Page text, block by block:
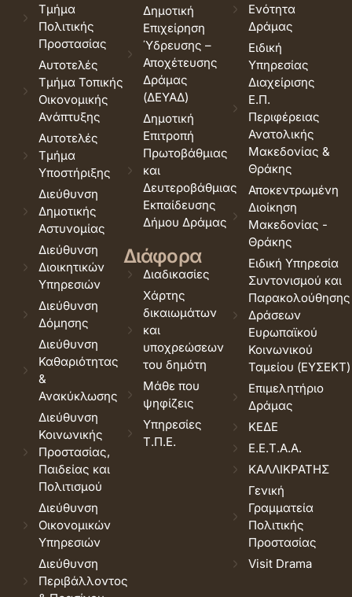
Τμήμα
Πολιτικής
Προστασίας
Αυτοτελές
Τμήμα Τοπικής
Οικονομικής
Ανάπτυξης
Αυτοτελές
Τμήμα
Υποστήριξης
Διεύθυνση
Δημοτικής
Αστυνομίας
Διεύθυνση
Διοικητικών
Υπηρεσιών
Διεύθυνση
Δόμησης
Διεύθυνση
Καθαριότητας
&
Ανακύκλωσης
Διεύθυνση
Κοινωνικής
Προστασίας,
Παιδείας και
Πολιτισμού
Διεύθυνση
Οικονομικών
Υπηρεσιών
Διεύθυνση
Περιβάλλοντος
Δημοτική
Επιχείρηση
Ύδρευσης –
Αποχέτευσης
Δράμας
(ΔΕΥΑΔ)
Δημοτική
Επιτροπή
Πρωτοβάθμιας
και
Δευτεροβάθμιας
Εκπαίδευσης
Δήμου Δράμας
Διάφορα
Διαδικασίες
Χάρτης
δικαιωμάτων
και
υποχρεώσεων
του δημότη
Μάθε που
ψηφίζεις
Υπηρεσίες
Τ.Π.Ε.
Ενότητα
Δράμας
Ειδική
Υπηρεσίας
Διαχείρισης
Ε.Π.
Περιφέρειας
Ανατολικής
Μακεδονίας &
Θράκης
Αποκεντρωμένη
Διοίκηση
Μακεδονίας -
Θράκης
Ειδική Υπηρεσία
Συντονισμού και
Παρακολούθησης
Δράσεων
Ευρωπαϊκού
Κοινωνικού
Ταμείου (ΕΥΣΕΚΤ)
Επιμελητήριο
Δράμας
ΚΕΔΕ
Ε.Ε.Τ.Α.Α.
ΚΑΛΛΙΚΡΑΤΗΣ
Γενική
Γραμματεία
Πολιτικής
Προστασίας
Visit Drama